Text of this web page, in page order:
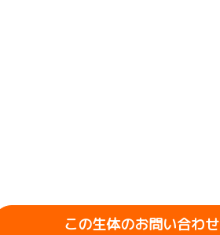
この生体のお問い合わせ